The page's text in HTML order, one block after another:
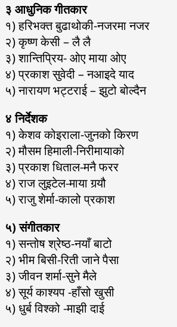
३ आधुनिक गीतकार
१) हरिभक्त बुढाथोकी-नजरमा नजर
२) कृष्ण केसी – लै लै
३) शान्तिप्रिय- ओए माया ओए
४) प्रकाश सुवेदी – नआइदे याद
५) नारायण भट्टराई – झुटो बोल्दैन
४ निर्देशक
१) केशव कोइराला-जुनको किरण
२) मौसम हिमाली-निरीमायाको
३) प्रकाश धिताल-मनै फरर
४) राज लुइटेल-माया गर्‍यौ
५) राजु शेर्मा-कालो प्रकाश
५) संगीतकार
१) सन्तोष श्रेष्ठ-नयाँ बाटो
२) भीम बिसी-रिती जाने पैसा
३) जीवन शर्मा-सुने मैले
४) सूर्य काश्यप -हाँसो खुसी
५) धुर्ब विश्को -माझी दाई